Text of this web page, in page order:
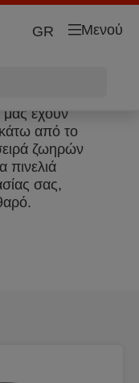
Μενού
GR
μας έχουν
από το
ζωηρών
πινελιά
σας,